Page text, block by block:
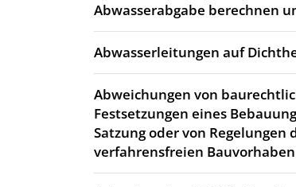
Abwasserabgabe berechnen
Abwasserleitungen auf
Abweichungen von
Festsetzungen eines
Satzung oder von
verfahrensfreien